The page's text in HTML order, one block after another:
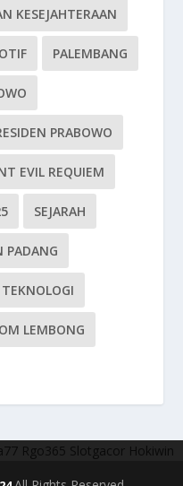
KESEJAHTERAAN
PALEMBANG
PRABOWO
EVIL REQUIEM
SEJARAH
PADANG
TEKNOLOGI
LEMBONG
Rgo365 Slotgacor Hokiwin